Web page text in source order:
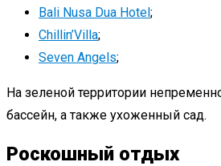
Bali Nusa Dua Hotel;
Chillin’Villa;
Seven Angels;
На зеленой территории
бассейн, а также ухоженный сад.
Роскошный отдых